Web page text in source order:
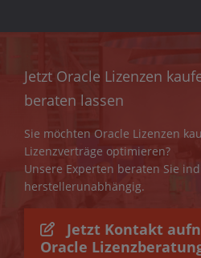
Jetzt Oracle Lizenzen
beraten lassen
Sie möchten Oracle Lizenzen
Lizenzverträge optimieren?
Unsere Experten beraten Sie
herstellerunabhängig.
Jetzt Kontakt
Oracle